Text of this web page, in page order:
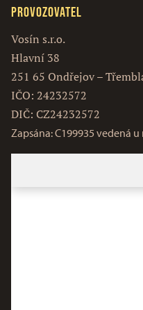
Provozovatel
Vosín s.r.o.
Hlavní 38
251 65 Ondřejov –
IČO: 24232572
DIČ: CZ24232572
Zapsána: C199935 vedená